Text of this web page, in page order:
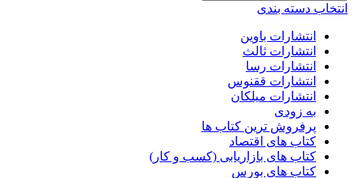
انتخاب دسته بندی
انتشارات باوین
انتشارات ثالث
انتشارات رسا
انتشارات ققنوس
انتشارات میلکان
به زودی
پرفروش ترین کتاب ها
کتاب های اقتصاد
کتاب های بازاریابی (کسب و کار)
کتاب های بورس